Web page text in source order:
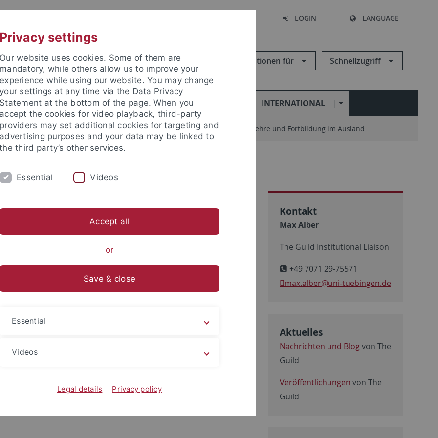
LOGIN LANGUAGE
Informationen für Schnellzugriff
FORSCHUNG EINRICHTUNGEN INTERNATIONAL
im Ausland Sprachen lernen Forschung Welcome Center Lehre und Fortbildung im Ausland
Universities
Kontakt
Max Alber
The Guild Institutional Liaison
+49 7071 29-75571
max.alber@uni-tuebingen.de
Aktuelles
Nachrichten und Blogvon The
Guild
Veröffentlichungen von The
Guild
Privacy settings
Our website uses cookies. Some of them are
mandatory, while others allow us to improve your
experience while using our website. You may change
your settings at any time via the Data Privacy
Statement at the bottom of the page. When you
accept the cookies for video playback, third-party
providers may set additional cookies for targeting and
advertising purposes and your data may be linked to
the third party’s other services.
Essential Videos
Accept all
or
Save & close
Essential
Videos
Legal details Privacy policy